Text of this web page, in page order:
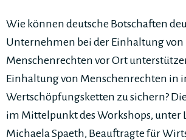
Wie können deutsche Botschaften
Unternehmen bei der Einhaltung von
Menschenrechten vor Ort
Einhaltung von Menschenrechten in
Wertschöpfungsketten zu sichern?
im Mittelpunkt des Workshops, unter
Michaela Spaeth, Beauftragte für